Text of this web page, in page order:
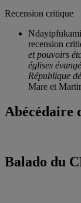
Recension critique
recension
et pouvoirs
églises
République
Mare et
Abécédaire
Balado du